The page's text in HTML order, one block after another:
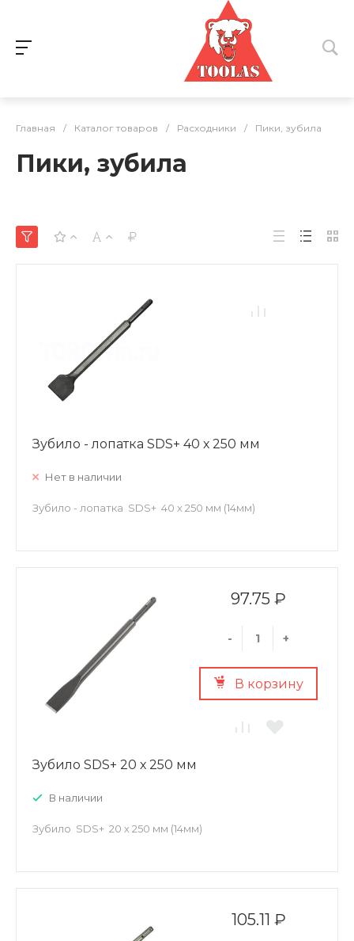
Главная / Каталог товаров / Расходники / Пики, зубила
Пики, зубила
Зубило - лопатка SDS+ 40 х 250 мм
Нет в наличии
Зубило - лопатка SDS+ 40 х 250 мм (14мм)
97.75 ₽
- +
В корзину
Зубило SDS+ 20 х 250 мм
В наличии
Зубило SDS+ 20 х 250 мм (14мм)
105.11 ₽